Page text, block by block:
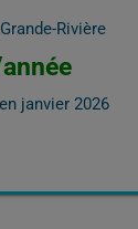
Rivière
janvier 2026